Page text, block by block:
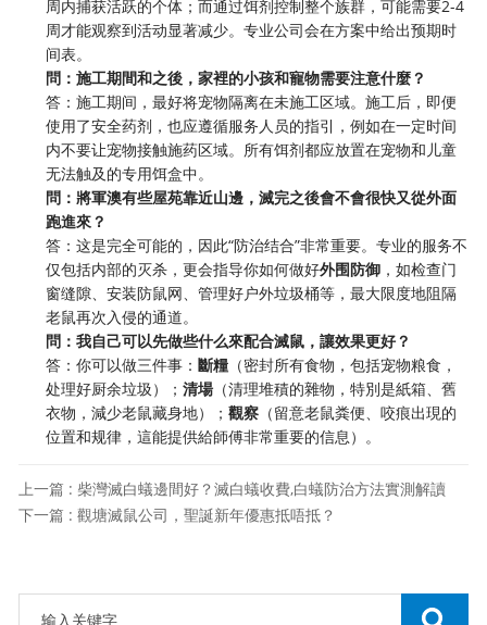
周内捕获活跃的个体；而通过饵剂控制整个族群，可能需要2-4
周才能观察到活动显著减少。专业公司会在方案中给出预期时
间表。
問：施工期間和之後，家裡的小孩和寵物需要注意什麼？
答：施工期间，最好将宠物隔离在未施工区域。施工后，即便
使用了安全药剂，也应遵循服务人员的指引，例如在一定时间
内不要让宠物接触施药区域。所有饵剂都应放置在宠物和儿童
无法触及的专用饵盒中。
問：將軍澳有些屋苑靠近山邊，滅完之後會不會很快又從外面
跑進來？
答：这是完全可能的，因此“防治结合”非常重要。专业的服务不
仅包括内部的灭杀，更会指导你如何做好外围防御 ，如检查门
窗缝隙、安装防鼠网、管理好户外垃圾桶等，最大限度地阻隔
老鼠再次入侵的通道。
問：我自己可以先做些什么來配合滅鼠，讓效果更好？
答：你可以做三件事：斷糧 （密封所有食物，包括宠物粮食，
处理好厨余垃圾）；清場（清理堆積的雜物，特別是紙箱、舊
衣物，減少老鼠藏身地）；觀察 （留意老鼠粪便、咬痕出現的
位置和规律，這能提供給師傅非常重要的信息）。
上一篇 : 柴灣滅白蟻邊間好？滅白蟻收費,白蟻防治方法實測解讀
下一篇 : 觀塘滅鼠公司，聖誕新年優惠抵唔抵？